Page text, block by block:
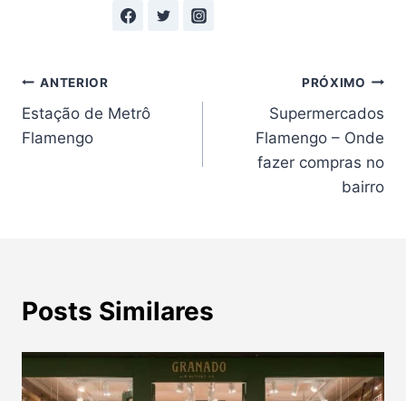
Navegação
de
ANTERIOR
Estação de Metrô
Flamengo
PRÓXIMO
Supermercados
Flamengo – Onde
fazer compras no
bairro
Posts Similares